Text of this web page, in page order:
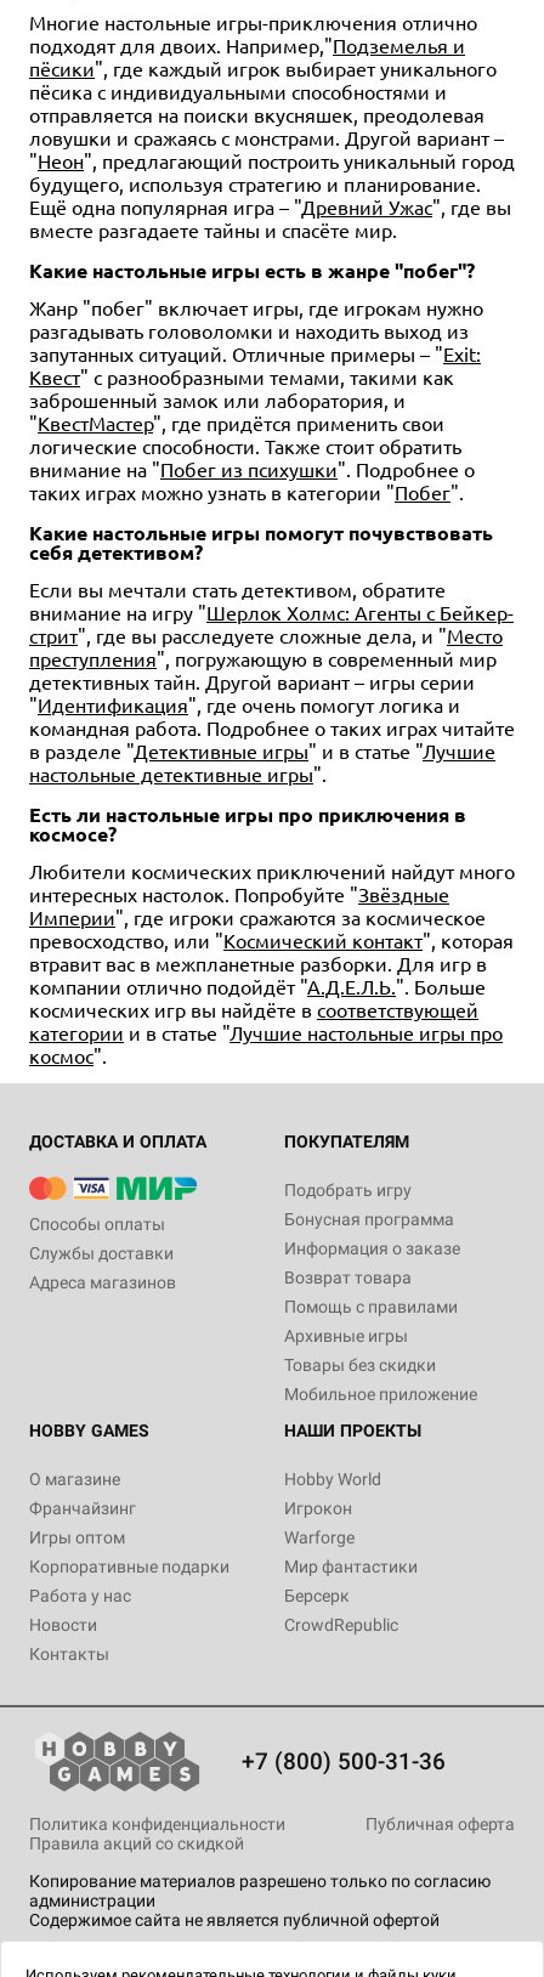
Многие настольные игры-приключения отлично
подходят для двоих. Например,"Подземелья и
пёсики", где каждый игрок выбирает уникального
пёсика с индивидуальными способностями и
отправляется на поиски вкусняшек, преодолевая
ловушки и сражаясь с монстрами. Другой вариант –
"Неон", предлагающий построить уникальный город
будущего, используя стратегию и планирование.
Ещё одна популярная игра – "Древний Ужас", где вы
вместе разгадаете тайны и спасёте мир.
Какие настольные игры есть в жанре "побег"?
Жанр "побег" включает игры, где игрокам нужно
разгадывать головоломки и находить выход из
запутанных ситуаций. Отличные примеры – "Exit:
Квест" с разнообразными темами, такими как
заброшенный замок или лаборатория, и
"КвестМастер", где придётся применить свои
логические способности. Также стоит обратить
внимание на "Побег из психушки". Подробнее о
таких играх можно узнать в категории "Побег".
Какие настольные игры помогут почувствовать
себя детективом?
Если вы мечтали стать детективом, обратите
внимание на игру "Шерлок Холмс: Агенты с Бейкер-
стрит", где вы расследуете сложные дела, и "Место
преступления", погружающую в современный мир
детективных тайн. Другой вариант – игры серии
"Идентификация", где очень помогут логика и
командная работа. Подробнее о таких играх читайте
в разделе "Детективные игры" и в статье "Лучшие
настольные детективные игры".
Есть ли настольные игры про приключения в
космосе?
Любители космических приключений найдут много
интересных настолок. Попробуйте "Звёздные
Империи", где игроки сражаются за космическое
превосходство, или "Космический контакт", которая
втравит вас в межпланетные разборки. Для игр в
компании отлично подойдёт "А.Д.Е.Л.Ь. ". Больше
космических игр вы найдёте в соответствующей
категории и в статье "Лучшие настольные игры про
космос".
ДОСТАВКА И ОПЛАТА
Способы оплаты
Службы доставки
Адреса магазинов
ПОКУПАТЕЛЯМ
Подобрать игру
Бонусная программа
Информация о заказе
Возврат товара
Помощь с правилами
Архивные игры
Товары без скидки
Мобильное приложение
HOBBY GAMES
О магазине
Франчайзинг
Игры оптом
Корпоративные подарки
Работа у нас
Новости
Контакты
НАШИ ПРОЕКТЫ
Hobby World
Игрокон
Warforge
Мир фантастики
Берсерк
CrowdRepublic
+7 (800) 500-31-36
Копирование материалов разрешено только по согласию
администрации
Содержимое сайта не является публичной офертой
Политика конфиденциальности
Публичная оферта
Правила акций со скидкой
технологии .